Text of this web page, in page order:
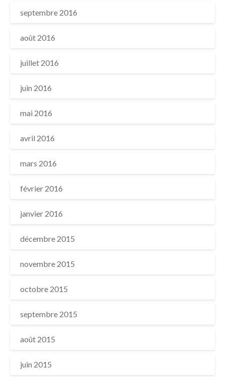
septembre 2016
août 2016
juillet 2016
juin 2016
mai 2016
avril 2016
mars 2016
février 2016
janvier 2016
décembre 2015
novembre 2015
octobre 2015
septembre 2015
août 2015
juin 2015